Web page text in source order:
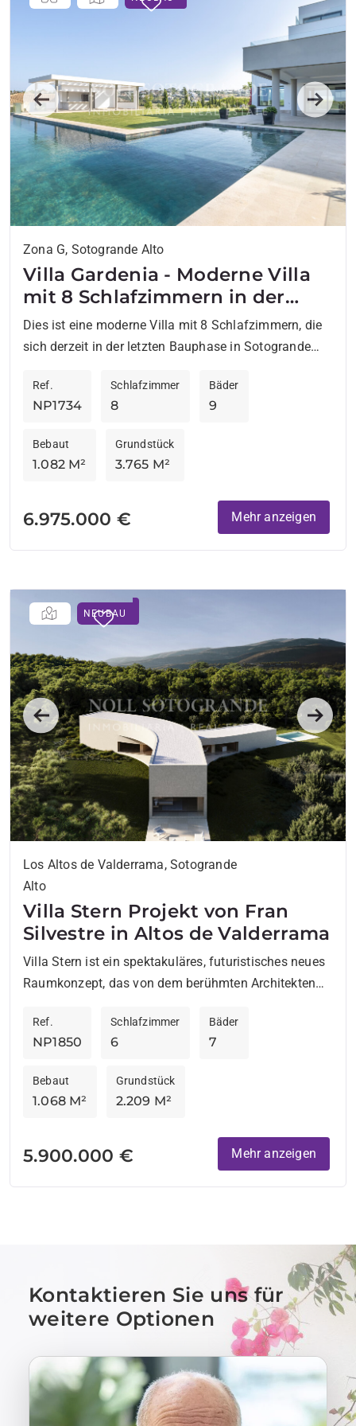
Previous Next
Zona G, Sotogrande Alto
Villa Gardenia - Moderne Villa
mit 8 Schlafzimmern in der
Nähe der Sotogrande
International School
Dies ist eine moderne Villa mit 8 Schlafzimmern, die
sich derzeit in der letzten Bauphase in Sotogrande
NP1734
Ref.
8
Schlafzimmer
9
Bäder
1.082 M²
Bebaut
3.765 M²
Grundstück
6.975.000 € Mehr anzeigen
NEUBAU
Previous Next
Los Altos de Valderrama, Sotogrande
Alto
Villa Stern Projekt von Fran
Silvestre in Altos de Valderrama
Villa Stern ist ein spektakuläres, futuristisches neues
Raumkonzept, das von dem berühmten Architekten
exklusivsten Urbanisationen in Sotogrande...
NP1850
Ref.
6
Schlafzimmer
7
Bäder
1.068 M²
Bebaut
2.209 M²
Grundstück
5.900.000 € Mehr anzeigen
Kontaktieren Sie uns für
weitere Optionen